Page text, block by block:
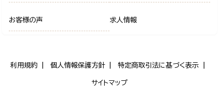
お客様の声 求人情報
利用規約 個人情報保護方針 特定商取引法に基づく表示
サイトマップ